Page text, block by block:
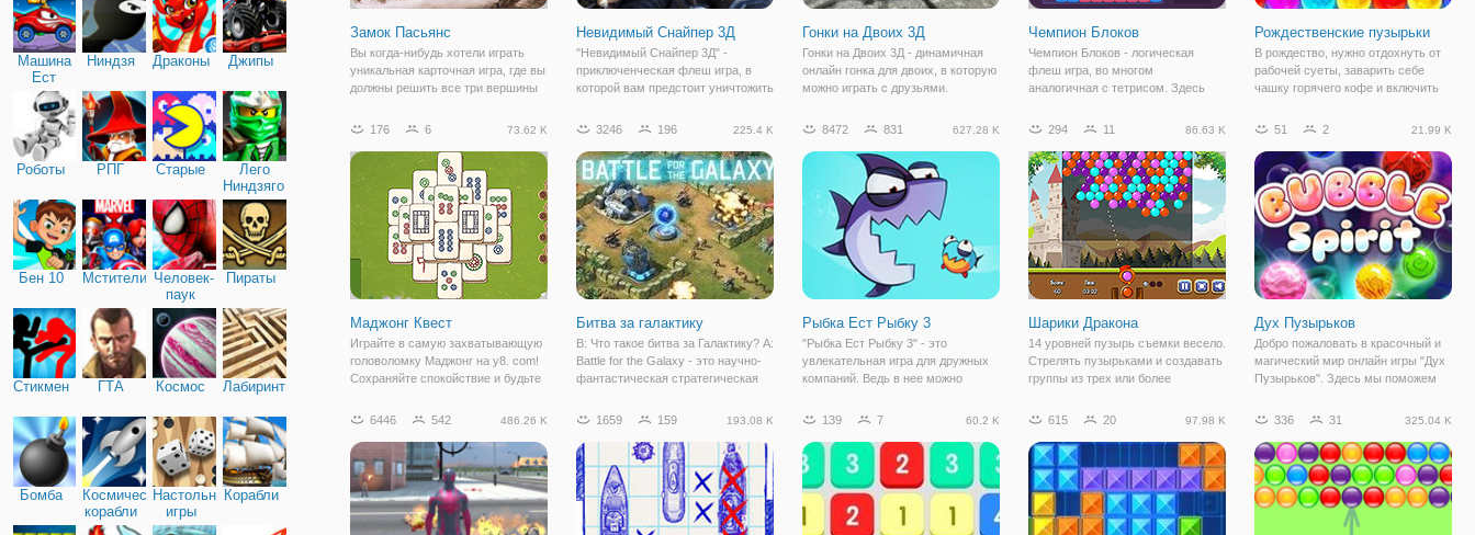
Машина
Ест
Машину
Ниндзя Драконы Джипы
Роботы РПГ Старые
Лего
Ниндзяго
Бен 10 Мстители Человек-
паук
Пираты
Стикмен ГТА Космос Лабиринты
Бомба
Космические
корабли
Настольные
игры
Корабли
Замок Пасьянс
Вы когда-нибудь хотели играть
уникальная карточная игра, где вы
должны решить все три вершины
почти похожа на пасьянс, но
играть в нее и нажмите на карты,
Невидимый Снайпер 3Д
"Невидимый Снайпер 3Д" -
приключенческая флеш игра, в
которой вам предстоит уничтожить
главная цель - главный
распространить свой товар в
крупных городах.
Гонки на Двоих 3Д
Гонки на Двоих 3Д - динамичная
онлайн гонка для двоих, в которую
можно играть с друзьями.
одиночный или на двоих, затем
переходите к игре. К слову, выбор
Чемпион Блоков
Чемпион Блоков - логическая
флеш игра, во многом
аналогичная с тетрисом. Здесь
красочные фигуры таким образом,
строки или столбцы. На игровом
поле будут
Рождественские пузырьки
В рождество, нужно отдохнуть от
рабочей суеты, заварить себе
чашку горячего кофе и включить
головоломку, чтобы как следует
конечно поиграть в классически
игры,
176 6 73.62 K
Маджонг Квест
Играйте в самую захватывающую
головоломку Маджонг на y8. com!
Сохраняйте спокойствие и будьте
вы будете дорожить, когда будете
открытых плиток одного и того же
3246 196 225.4 K
Битва за галактику
В: Что такое битва за Галактику? A:
Battle for the Galaxy - это научно-
фантастическая стратегическая
опубликованная Ninja Kiwi. Он был
августа 2014 года. Он
8472 831 627.28 K
Рыбка Ест Рыбку 3
"Рыбка Ест Рыбку 3" - это
увлекательная игра для дружных
компаний. Ведь в нее можно
двум и даже трем. Вы погрузитесь
будете управлять одной из них.
Ваша рыбка
294 11 86.63 K
Шарики Дракона
14 уровней пузырь съемки весело.
Стрелять пузырьками и создавать
группы из трех или более
все пузырьки.
51 2 21.99 K
Дух Пузырьков
Добро пожаловать в красочный и
магический мир онлайн игры "Дух
Пузырьков". Здесь мы поможем
пузырьки на свои законные места.
уничтожать шарики,
расположенные на игровом
6446 542 486.26 K 1659 159 193.08 K 139 7 60.2 K 615 20 97.98 K 336 31 325.04 K